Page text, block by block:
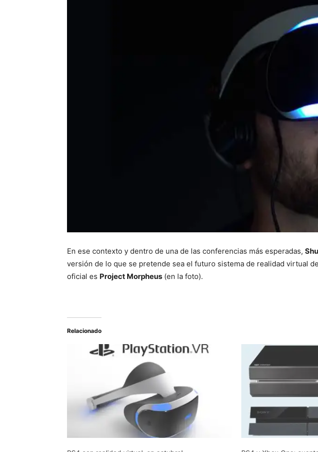
En ese contexto y dentro de una de las conferencias más esperadas,
versión de lo que se pretende sea el futuro sistema de realidad virtual
oficial es Project Morpheus (en la foto).
Relacionado